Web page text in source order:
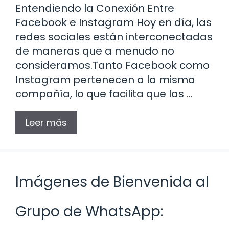
Entendiendo la Conexión Entre
Facebook e Instagram Hoy en día, las
redes sociales están interconectadas
de maneras que a menudo no
consideramos.Tanto Facebook como
Instagram pertenecen a la misma
compañía, lo que facilita que las …
Leer más
Imágenes de Bienvenida al
Grupo de WhatsApp: